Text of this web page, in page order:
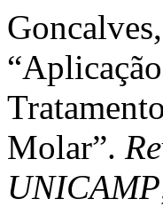
Molar”.
UNICAMP